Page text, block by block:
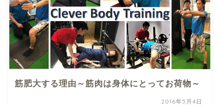
筋肥大する理由～筋肉は身体にとってお荷物～
2016年5月4日